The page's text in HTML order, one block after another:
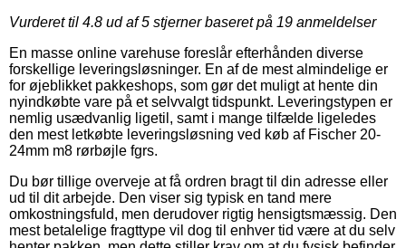
Vurderet til 4.8 ud af 5 stjerner baseret på 19 anmeldelser
En masse online varehuse foreslår efterhånden diverse
forskellige leveringsløsninger. En af de mest almindelige er
for øjeblikket pakkeshops, som gør det muligt at hente din
nyindkøbte vare på et selvvalgt tidspunkt. Leveringstypen er
nemlig usædvanlig ligetil, samt i mange tilfælde ligeledes
den mest letkøbte leveringsløsning ved køb af Fischer 20-
24mm m8 rørbøjle fgrs.
Du bør tillige overveje at få ordren bragt til din adresse eller
ud til dit arbejde. Den viser sig typisk en tand mere
omkostningsfuld, men derudover rigtig hensigtsmæssig. Den
mest betalelige fragttype vil dog til enhver tid være at du selv